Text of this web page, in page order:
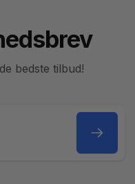
bedste tilbud!